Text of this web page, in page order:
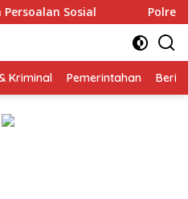
Malang Kota Gelar Makan
Kriminal Pemerintahan